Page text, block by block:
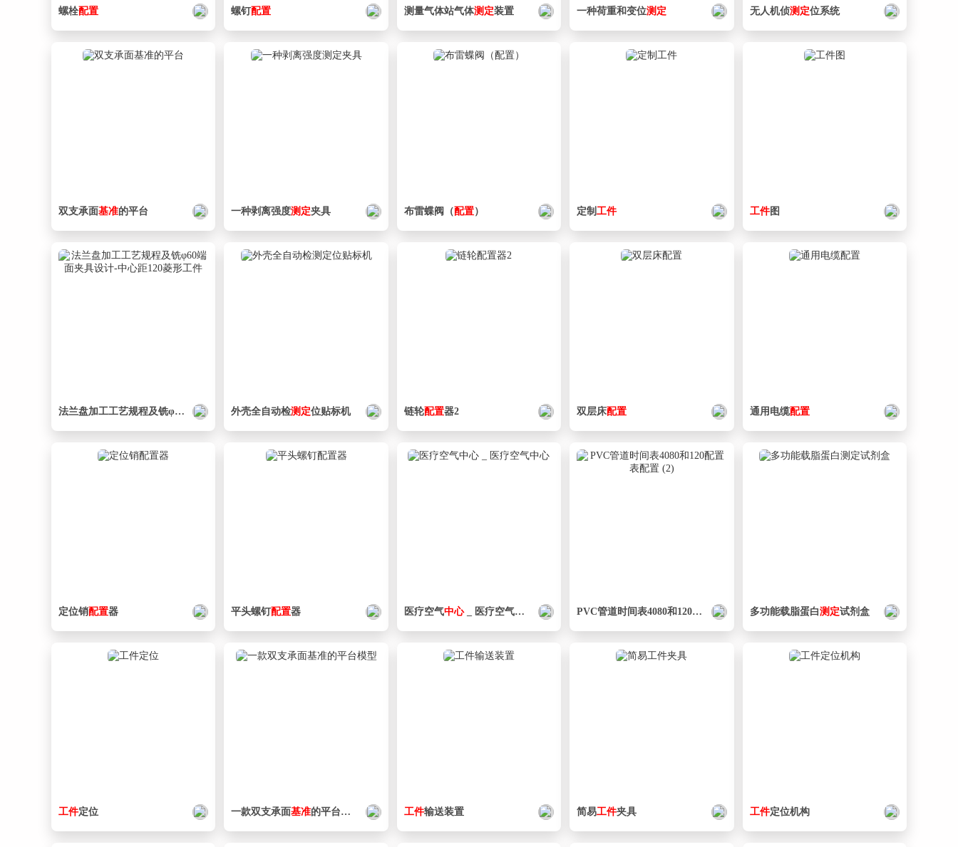
螺栓配置 螺钉配置 测量气体站气体测定装置 一种荷重和变位测定 无人机侦测定位系统
双支承面基准的平台 一种剥离强度测定夹具 布雷蝶阀（配置） 定制工件 工件图
法兰盘加工工艺规程及铣φ60端面夹具设计- 中心距120菱形工件
外壳全自动检测定位贴标机 链轮配置器2 双层床配置 通用电缆配置
定位销配置器 平头螺钉配置器 医疗空气中心_ 医疗空气中心 PVC管道时间表4080和120
配置表配置 (2)
多功能载脂蛋白测定试剂盒
工件定位 一款双支承面基准的平台模型 工件输送装置 简易工件夹具 工件定位机构